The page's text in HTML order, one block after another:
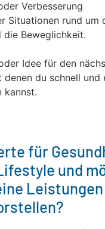
Verbesserung
Situationen rund um
die Beweglichkeit.
Idee für den
denen du schnell und
kannst.
für
und